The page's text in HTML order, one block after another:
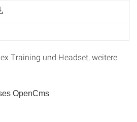
Training und Headset, weitere
OpenCms